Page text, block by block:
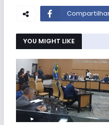
YOU MIGHT LIKE